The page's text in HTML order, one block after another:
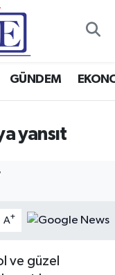
GÜNDEM
yansıt
A+
ve güzel